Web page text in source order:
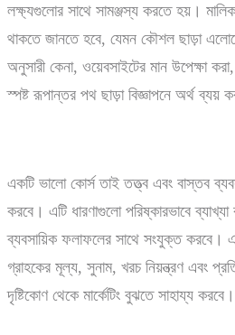
লক্ষ্যগুলোর সাথে সামঞ্জস্য করতে হয়।
থাকতে জানতে হবে, যেমন কৌশল ছাড়া
অনুসারী কেনা, ওয়েবসাইটের মান উপেক্ষা
স্পষ্ট রূপান্তর পথ ছাড়া বিজ্ঞাপনে অর্থ ব্যয়
একটি ভালো কোর্স তাই তত্ত্ব এবং বাস্তব
করবে। এটি ধারণাগুলো পরিষ্কারভাবে
ব্যবসায়িক ফলাফলের সাথে সংযুক্ত করবে।
গ্রাহকের মূল্য, সুনাম, খরচ নিয়ন্ত্রণ এবং
দৃষ্টিকোণ থেকে মার্কেটিং বুঝতে সাহায্য করবে।